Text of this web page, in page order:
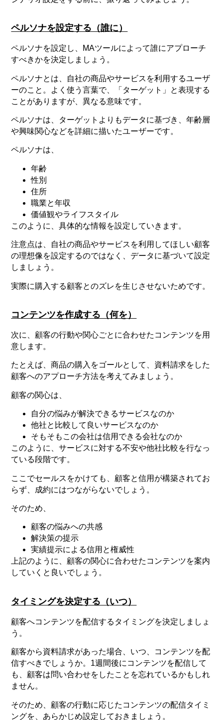
ペルソナを設定する（誰に）
ペルソナを設定し、MAツールによって誰にアプローチ
すべきかを決定しましょう。
ペルソナとは、自社の商品やサービスを利用するユーザ
ーのこと。よく使う言葉で、「ターゲット」と表現する
ことがありますが、異なる意味です。
ペルソナは、ターゲットよりもデータに基づき、年齢層
や興味関心などを詳細に描いたユーザーです。
ペルソナは、
年齢
性別
住所
職業と年収
価値観やライフスタイル
このように、具体的な情報を設定していきます。
注意点は、自社の商品やサービスを利用してほしい顧客
の理想像を設定するのではなく、データに基づいて設定
しましょう。
実際に購入する顧客とのズレを生じさせないためです。
コンテンツを作成する（何を）
次に、顧客の行動や関心ごとに合わせたコンテンツを用
意します。
たとえば、商品の購入をゴールとして、資料請求をした
顧客へのアプローチ方法を考えてみましょう。
顧客の関心は、
自分の悩みが解決できるサービスなのか
他社と比較して良いサービスなのか
そもそもこの会社は信用できる会社なのか
このように、サービスに対する不安や他社比較を行なっ
ている段階です。
ここでセールスをかけても、顧客と信用が構築されてお
らず、成約にはつながらないでしょう。
そのため、
顧客の悩みへの共感
解決策の提示
実績提示による信用と権威性
上記のように、顧客の関心に合わせたコンテンツを案内
していくと良いでしょう。
タイミングを決定する（いつ）
顧客へコンテンツを配信するタイミングを決定しましょ
う。
顧客から資料請求があった場合、いつ、コンテンツを配
信すべきでしょうか。1週間後にコンテンツを配信して
も、顧客は問い合わせをしたことを忘れているかもしれ
ません。
そのため、顧客の行動に応じたコンテンツの配信タイミ
ングを、あらかじめ設定しておきましょう。